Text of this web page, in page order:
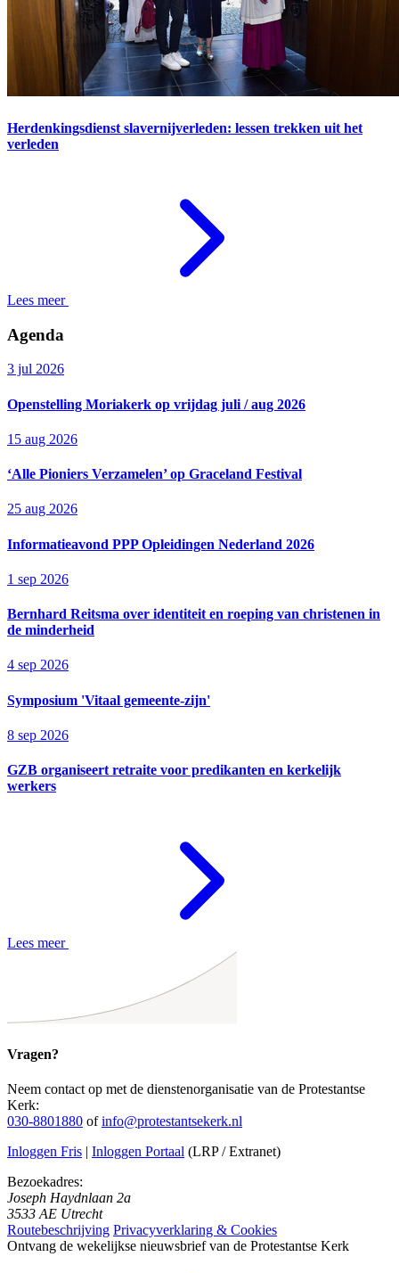
Herdenkingsdienst slavernijverleden: lessen trekken uit het
verleden
Lees meer
Agenda
3 jul 2026
Openstelling Moriakerk op vrijdag juli / aug 2026
15 aug 2026
‘Alle Pioniers Verzamelen’ op Graceland Festival
25 aug 2026
Informatieavond PPP Opleidingen Nederland 2026
1 sep 2026
Bernhard Reitsma over identiteit en roeping van christenen in
de minderheid
4 sep 2026
Symposium 'Vitaal gemeente-zijn'
8 sep 2026
GZB organiseert retraite voor predikanten en kerkelijk
werkers
Lees meer
Vragen?
Neem contact op met de dienstenorganisatie van de Protestantse
Kerk:
030-8801880 ofinfo@protestantsekerk.nl
Inloggen Fris | Inloggen Portaal (LRP / Extranet)
Bezoekadres:
Joseph Haydnlaan 2a
3533 AE Utrecht
Routebeschrijving Privacyverklaring & Cookies
Ontvang de wekelijkse nieuwsbrief van de Protestantse Kerk